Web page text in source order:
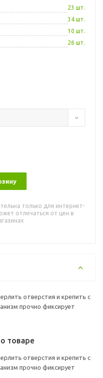
23 шт.
34 шт.
10 шт.
26 шт.
только для интернет-
отличаться от цен в
отверстия и крепить с
прочно фиксирует
товаре
отверстия и крепить с
прочно фиксирует